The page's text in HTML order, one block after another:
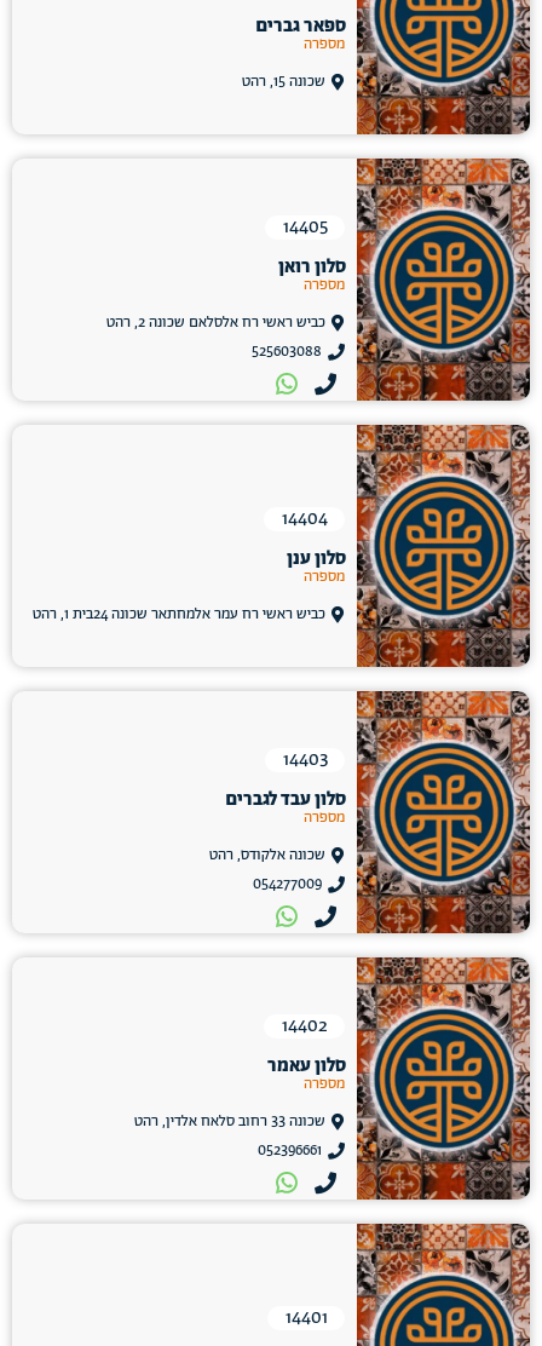
ספאר גברים
מספרה
שכונה 15, רהט
14405
סלון רואן
מספרה
כביש ראשי רח אלסלאם שכונה 2, רהט
525603088
14404
סלון ענן
מספרה
כביש ראשי רח עמר אלמחתאר שכונה 24בית 1, רהט
14403
סלון עבד לגברים
מספרה
שכונה אלקודס, רהט
054277009
14402
סלון עאמר
מספרה
שכונה 33 רחוב סלאח אלדין, רהט
052396661
14401